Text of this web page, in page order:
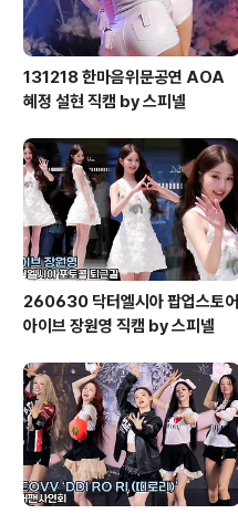
131218 한마음위문공연 AOA
혜정 설현 직캠 by 스피넬
260630 닥터엘시아 팝업스토어
아이브 장원영 직캠 by 스피넬